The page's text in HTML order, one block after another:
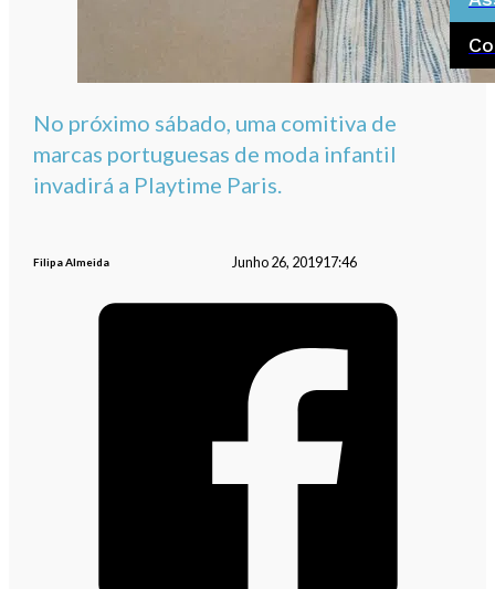
No próximo sábado, uma comitiva de
marcas portuguesas de moda infantil
invadirá a Playtime Paris.
Filipa Almeida Junho 26, 201917:46